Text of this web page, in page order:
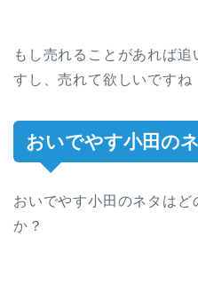
もし売れることがあれば追
すし、売れて欲しいですね
おいでやす小田の
おいでやす小田のネタはど
か？